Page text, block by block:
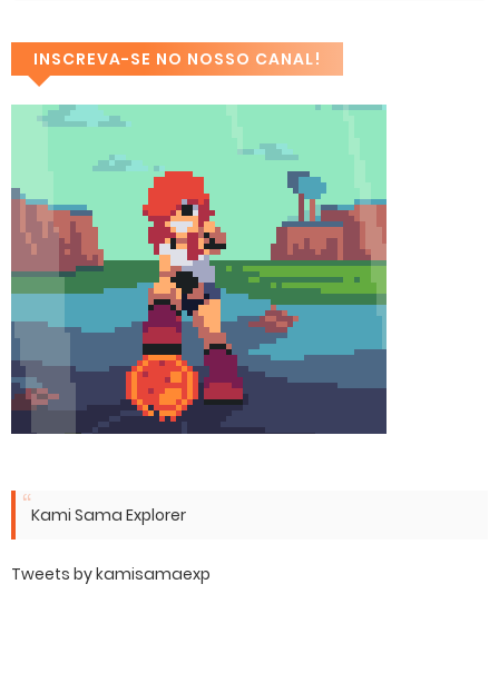
INSCREVA-SE NO NOSSO CANAL!
Kami Sama Explorer
Tweets by kamisamaexp